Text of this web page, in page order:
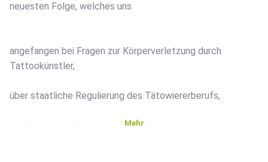
neuesten Folge, welches uns
angefangen bei Fragen zur Körperverletzung durch
Tattookünstler,
über staatliche Regulierung des Tätowiererberufs,
und Fragen der Zulässigkeit der Nutzung von
Mehr